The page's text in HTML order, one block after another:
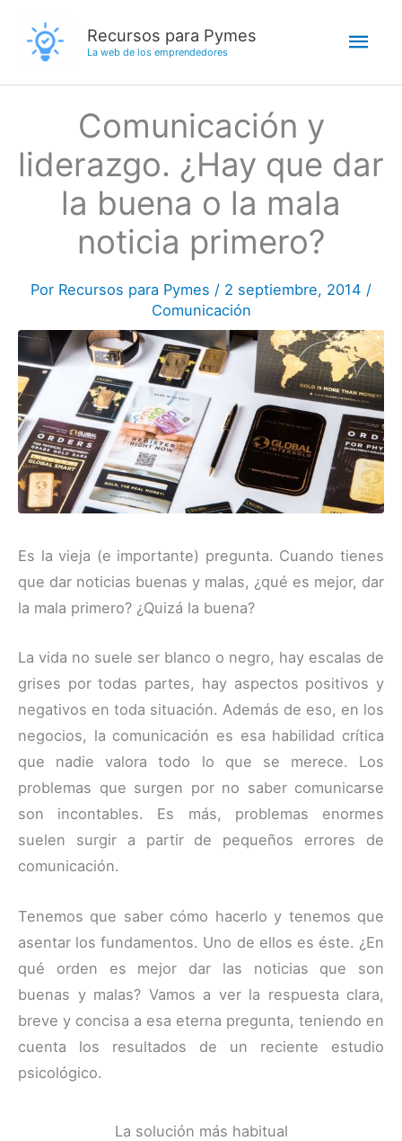
contenido
Recursos para Pymes
La web de los emprendedores
Comunicación y
liderazgo. ¿Hay que dar
la buena o la mala
noticia primero?
Por Recursos para Pymes / 2 septiembre, 2014 /
Comunicación
Es la vieja (e importante) pregunta. Cuando tienes
que dar noticias buenas y malas, ¿qué es mejor, dar
la mala primero? ¿Quizá la buena?
La vida no suele ser blanco o negro, hay escalas de
grises por todas partes, hay aspectos positivos y
negativos en toda situación. Además de eso, en los
negocios, la comunicación es esa habilidad crítica
que nadie valora todo lo que se merece. Los
problemas que surgen por no saber comunicarse
son incontables. Es más, problemas enormes
suelen surgir a partir de pequeños errores de
comunicación.
Tenemos que saber cómo hacerlo y tenemos que
asentar los fundamentos. Uno de ellos es éste. ¿En
qué orden es mejor dar las noticias que son
buenas y malas? Vamos a ver la respuesta clara,
breve y concisa a esa eterna pregunta, teniendo en
cuenta los resultados de un reciente estudio
psicológico.
La solución más habitual